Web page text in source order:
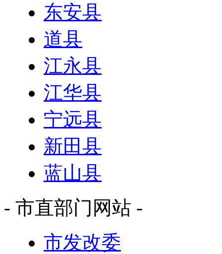
东安县
道县
江永县
江华县
宁远县
新田县
蓝山县
- 市直部门网站 -
市发改委